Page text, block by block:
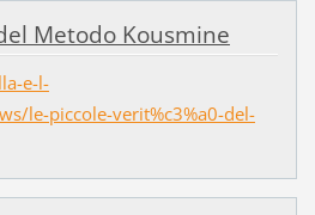
Metodo Kousmine
e-l-
le-piccole-verit%c3%a0-del-